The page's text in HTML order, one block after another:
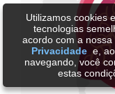
Utilizamos cookies
tecnologias
acordo com a nossa
Privacidadee, ao
navegando, você
estas